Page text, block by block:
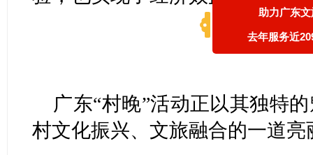
助力广东
去年服务近
广东“村晚”活动正以其独特
村文化振兴、文旅融合的一道亮